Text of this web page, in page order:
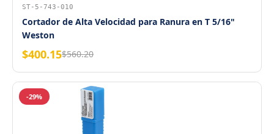
ST-5-743-010
Cortador de Alta Velocidad para Ranura en T 5/16"
Weston
$400.15$560.20
-29%